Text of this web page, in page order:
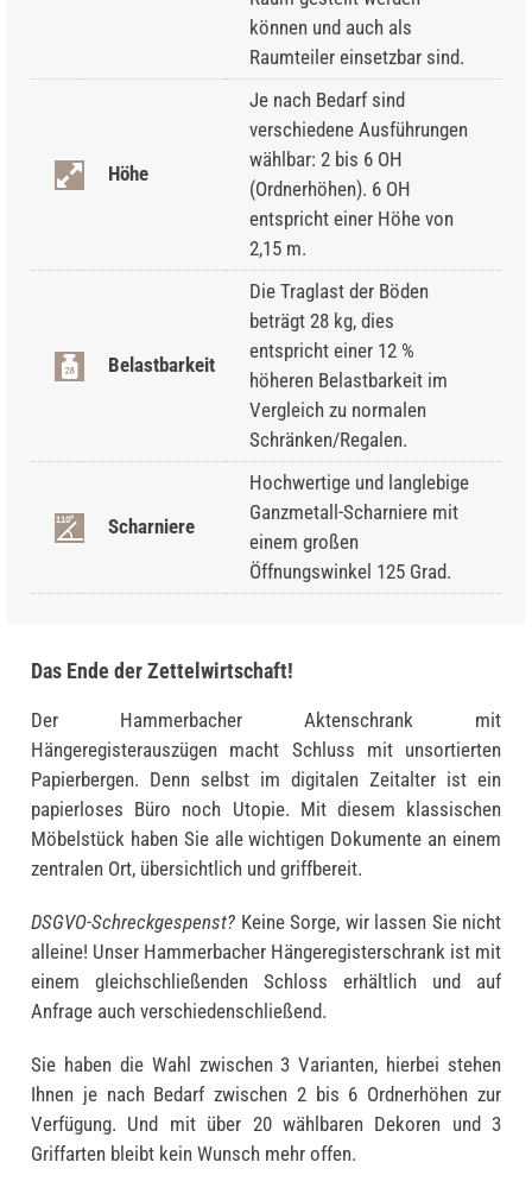
können und auch als
Raumteiler einsetzbar sind.
Höhe
Je nach Bedarf sind
verschiedene Ausführungen
wählbar: 2 bis 6 OH
(Ordnerhöhen). 6 OH
entspricht einer Höhe von
2,15 m.
Belastbarkeit
Die Traglast der Böden
beträgt 28 kg, dies
entspricht einer 12 %
höheren Belastbarkeit im
Vergleich zu normalen
Schränken/Regalen.
Scharniere
Hochwertige und langlebige
Ganzmetall-Scharniere mit
einem großen
Öffnungswinkel 125 Grad.
Das Ende der Zettelwirtschaft!
Der Hammerbacher Aktenschrank mit
Hängeregisterauszügen macht Schluss mit unsortierten
Papierbergen. Denn selbst im digitalen Zeitalter ist ein
papierloses Büro noch Utopie. Mit diesem klassischen
Möbelstück haben Sie alle wichtigen Dokumente an einem
zentralen Ort, übersichtlich und griffbereit.
DSGVO-Schreckgespenst? Keine Sorge, wir lassen Sie nicht
alleine! Unser Hammerbacher Hängeregisterschrank ist mit
einem gleichschließenden Schloss erhältlich und auf
Anfrage auch verschiedenschließend.
Sie haben die Wahl zwischen 3 Varianten, hierbei stehen
Ihnen je nach Bedarf zwischen 2 bis 6 Ordnerhöhen zur
Verfügung. Und mit über 20 wählbaren Dekoren und 3
Griffarten bleibt kein Wunsch mehr offen.